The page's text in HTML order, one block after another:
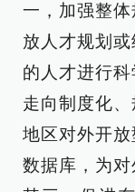
一，加强整
放人才规划
的人才进行
走向制度化
地区对外开
数据库，为对